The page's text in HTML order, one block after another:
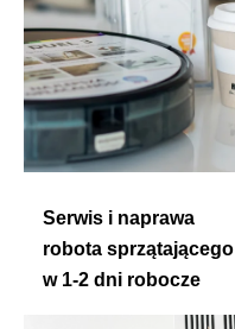
Serwis i naprawa
robota sprzątającego
w 1-2 dni robocze